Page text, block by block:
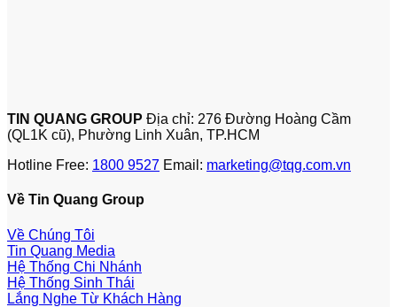
TIN QUANG GROUP Địa chỉ: 276 Đường Hoàng Cầm
(QL1K cũ), Phường Linh Xuân, TP.HCM
Hotline Free: 1800 9527 Email: marketing@tqg.com.vn
Về Tin Quang Group
Về Chúng Tôi
Tin Quang Media
Hệ Thống Chi Nhánh
Hệ Thống Sinh Thái
Lắng Nghe Từ Khách Hàng